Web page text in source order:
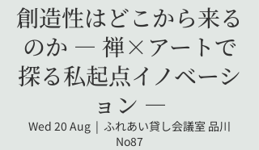
創造性はどこから来る
のか ― 禅×アートで
探る私起点イノベーシ
ョン ―
Wed 20 Aug
  |
ふれあい貸し会議室 品川
No87